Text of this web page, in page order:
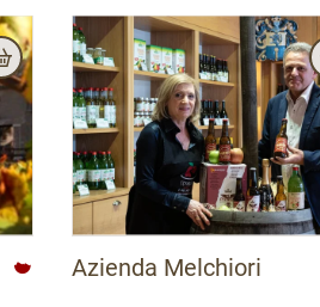
Peio e Rabbi
Castrozza, Passo Rolle,
Bondone
Azienda Melchiori